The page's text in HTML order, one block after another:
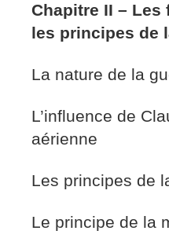
Chapitre II – Les
les principes de
La nature de la
L’influence de
aérienne
Les principes de
Le principe de la